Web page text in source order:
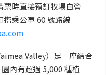
時直接預訂牧場自營
搭乘公車 60 號路線
Valley）是一座結合
內有超過 5,000 種植